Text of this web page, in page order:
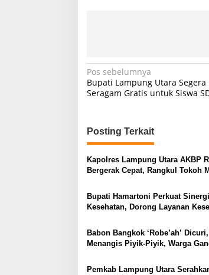
N
a
i
g
a
s
i
p
s
Pos sebelumnya
Bupati Lampung Utara Segera
Seragam Gratis untuk Siswa
Posting Terkait
Kapolres Lampung Utara AKBP
Bergerak Cepat, Rangkul Tokoh
Bupati Hamartoni Perkuat
Kesehatan, Dorong Layanan
Babon Bangkok ‘Robe’ah’
Menangis Piyik-Piyik, Warga
Pemkab Lampung Utara